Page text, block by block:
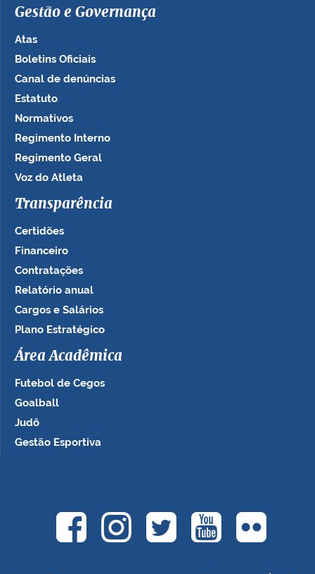
Gestão e Governança
Atas
Boletins Oficiais
Canal de denúncias
Estatuto
Normativos
Regimento Interno
Regimento Geral
Voz do Atleta
Transparência
Certidões
Financeiro
Contratações
Relatório anual
Cargos e Salários
Plano Estratégico
Área Acadêmica
Futebol de Cegos
Goalball
Judô
Gestão Esportiva